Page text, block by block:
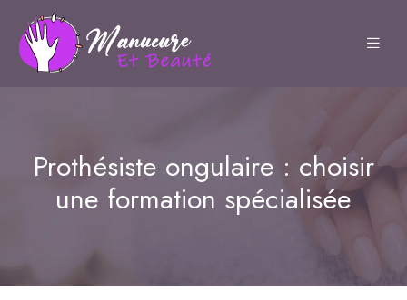
Prothésiste ongulaire : choisir
une formation spécialisée